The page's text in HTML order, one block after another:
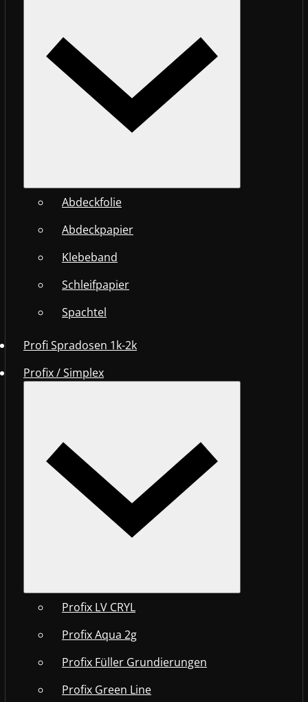
Abdeckfolie
Abdeckpapier
Klebeband
Schleifpapier
Spachtel
Profi Spradosen 1k-2k
Profix / Simplex
Profix LV CRYL
Profix Aqua 2g
Profix Füller Grundierungen
Profix Green Line